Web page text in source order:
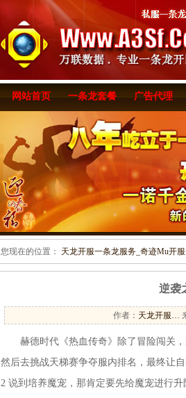
网站首页 一条龙套餐 广告代理
您现在的位置： 天龙开服一条龙服务_奇迹Mu开
逆袭
作者： 天龙开服…
赫德时代《热血传奇》除了冒险闯关，
然后去挑战天梯赛争夺服内排名，最终让
2 说到培养魔宠，那肯定要先给魔宠进行